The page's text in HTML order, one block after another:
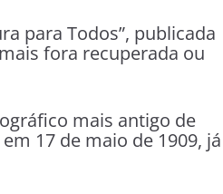
para Todos”, publicada
fora recuperada ou
mais antigo de
17 de maio de 1909, já